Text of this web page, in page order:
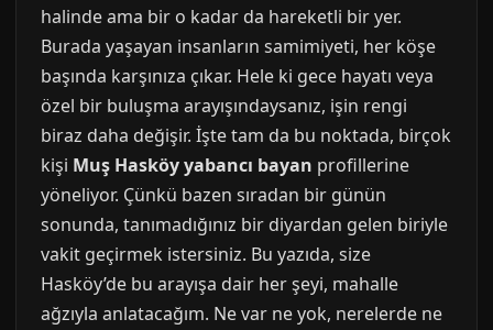
halinde ama bir o kadar da hareketli bir yer.
Burada yaşayan insanların samimiyeti, her köşe
başında karşınıza çıkar. Hele ki gece hayatı veya
özel bir buluşma arayışındaysanız, işin rengi
biraz daha değişir. İşte tam da bu noktada, birçok
kişi Muş Hasköy yabancı bayan profillerine
yöneliyor. Çünkü bazen sıradan bir günün
sonunda, tanımadığınız bir diyardan gelen biriyle
vakit geçirmek istersiniz. Bu yazıda, size
Hasköy’de bu arayışa dair her şeyi, mahalle
ağzıyla anlatacağım. Ne var ne yok, nerelerde ne